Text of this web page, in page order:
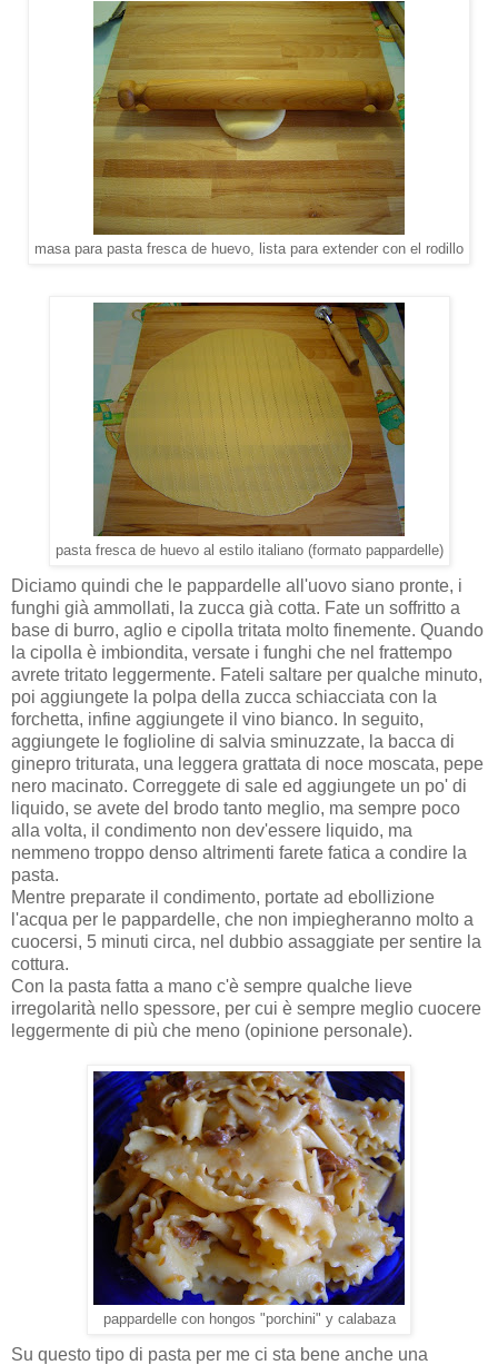
masa para pasta fresca de huevo, lista para extender con el rodillo
pasta fresca de huevo al estilo italiano (formato pappardelle)
Diciamo quindi che le pappardelle all'uovo siano pronte, i
funghi già ammollati, la zucca già cotta. Fate un soffritto a
base di burro, aglio e cipolla tritata molto finemente. Quando
la cipolla è imbiondita, versate i funghi che nel frattempo
avrete tritato leggermente. Fateli saltare per qualche minuto,
poi aggiungete la polpa della zucca schiacciata con la
forchetta, infine aggiungete il vino bianco. In seguito,
aggiungete le foglioline di salvia sminuzzate, la bacca di
ginepro triturata, una leggera grattata di noce moscata, pepe
nero macinato. Correggete di sale ed aggiungete un po' di
liquido, se avete del brodo tanto meglio, ma sempre poco
alla volta, il condimento non dev'essere liquido, ma
nemmeno troppo denso altrimenti farete fatica a condire la
pasta.
Mentre preparate il condimento, portate ad ebollizione
l'acqua per le pappardelle, che non impiegheranno molto a
cuocersi, 5 minuti circa, nel dubbio assaggiate per sentire la
cottura.
Con la pasta fatta a mano c'è sempre qualche lieve
irregolarità nello spessore, per cui è sempre meglio cuocere
leggermente di più che meno (opinione personale).
pappardelle con hongos "porchini" y calabaza
Su questo tipo di pasta per me ci sta bene anche una